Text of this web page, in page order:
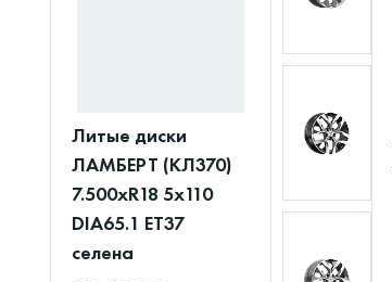
Литые диски
ЛАМБЕРТ (КЛ370)
7.500xR18 5x110
DIA65.1 ET37
селена